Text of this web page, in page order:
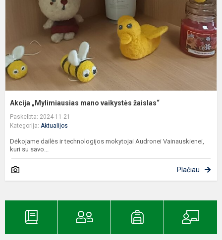
Akcija „Mylimiausias mano vaikystės žaislas“
Paskelbta: 2024-11-21
Kategorija: Aktualijos
Dėkojame dailės ir technologijos mokytojai Audronei Vainauskienei,
kuri su savo...
Plačiau